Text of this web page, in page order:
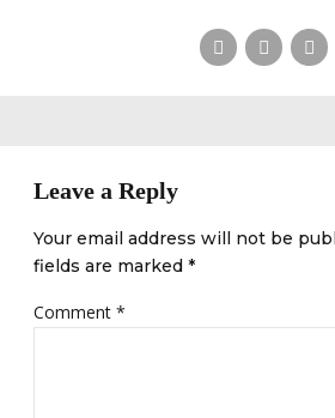
Leave a Reply
Your email address will not be
fields are marked *
Comment *